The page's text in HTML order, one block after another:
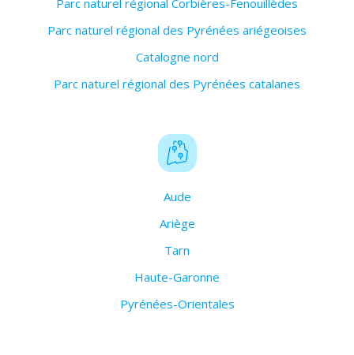
Parc naturel régional Corbières-Fenouillèdes
Parc naturel régional des Pyrénées ariégeoises
Catalogne nord
Parc naturel régional des Pyrénées catalanes
Aude
Ariège
Tarn
Haute-Garonne
Pyrénées-Orientales